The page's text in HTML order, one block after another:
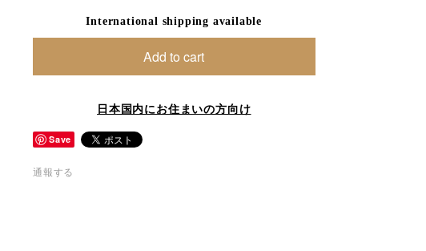
International shipping available
Add to cart
日本国内にお住まいの方向け
Save
通報する